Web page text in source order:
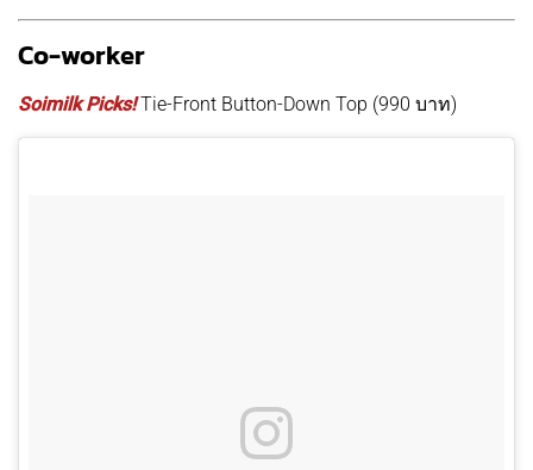
Co-worker
Soimilk Picks!Tie-Front Button-Down Top (990 บาท)